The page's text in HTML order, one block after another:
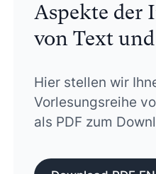
Aspekte der
von Text
Hier stellen wir
Vorlesungsreihe
als PDF zum